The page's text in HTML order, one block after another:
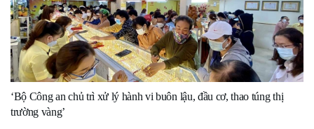
‘Bộ Công an chủ trì xử lý hành vi buôn lậu, đầu cơ, thao túng thị
trường vàng’